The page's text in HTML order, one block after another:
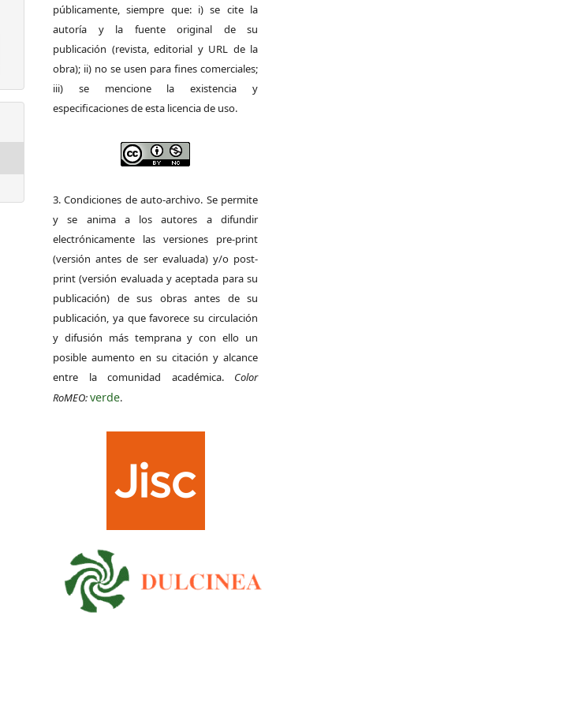
públicamente, siempre que: i) se cite la
autoría y la fuente original de su
publicación (revista, editorial y URL de la
obra); ii) no se usen para fines comerciales;
iii) se mencione la existencia y
especificaciones de esta licencia de uso.
3. Condiciones de auto-archivo. Se permite
y se anima a los autores a difundir
electrónicamente las versiones pre-print
(versión antes de ser evaluada) y/o post-
print (versión evaluada y aceptada para su
publicación) de sus obras antes de su
publicación, ya que favorece su circulación
y difusión más temprana y con ello un
posible aumento en su citación y alcance
entre la comunidad académica. Color
RoMEO:verde.